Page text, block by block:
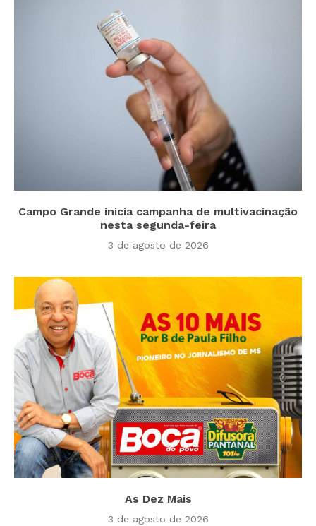
Campo Grande inicia campanha de multivacinação
nesta segunda-feira
3 de agosto de 2026
As Dez Mais
3 de agosto de 2026